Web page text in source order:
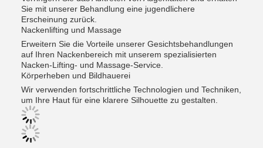
Sie mit unserer Behandlung eine jugendlichere
Erscheinung zurück.
Nackenlifting und Massage
Erweitern Sie die Vorteile unserer Gesichtsbehandlungen
auf Ihren Nackenbereich mit unserem spezialisierten
Nacken-Lifting- und Massage-Service.
Körperheben und Bildhauerei
Wir verwenden fortschrittliche Technologien und Techniken,
um Ihre Haut für eine klarere Silhouette zu gestalten.